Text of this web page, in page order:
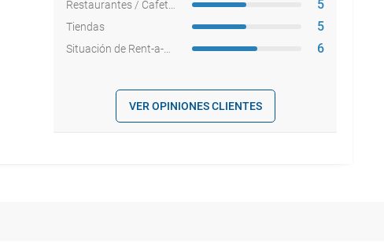
5
Tiendas 5
6
VER OPINIONES CLIENTES